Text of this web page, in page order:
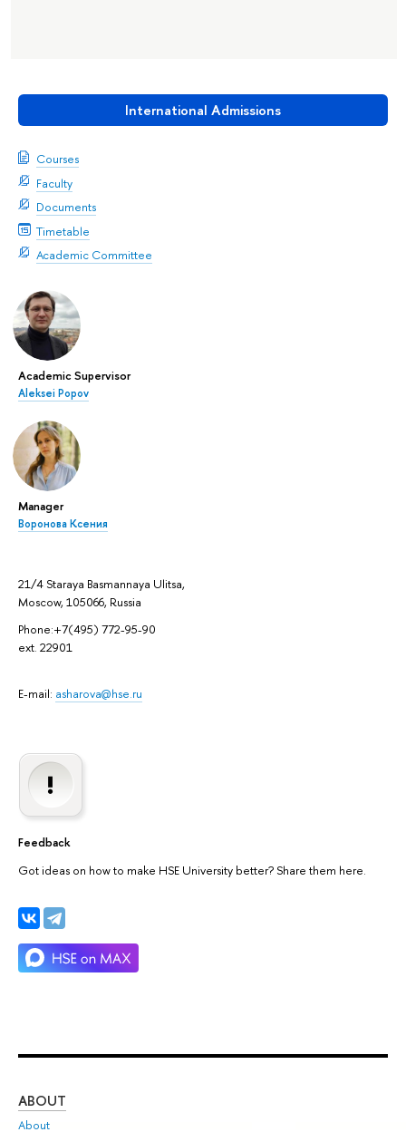
International Admissions
Courses
Faculty
Documents
Timetable
Academic Committee
Academic Supervisor
Aleksei Popov
Manager
Воронова Ксения
21/4 Staraya Basmannaya Ulitsa,
Moscow, 105066, Russia
Phone:+7(495) 772-95-90
ext. 22901
E-mail: asharova@hse.ru
Feedback
Got ideas on how to make HSE University better? Share them here.
ABOUT
About